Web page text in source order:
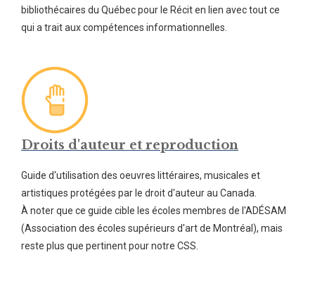
bibliothécaires du Québec pour le Récit en lien avec tout ce
qui a trait aux compétences informationnelles.
Droits d'auteur et reproduction
Guide d'utilisation des oeuvres littéraires, musicales et
artistiques protégées par le droit d'auteur au Canada.
À noter que ce guide cible les écoles membres de l'ADÉSAM
(Association des écoles supérieurs d'art de Montréal), mais
reste plus que pertinent pour notre CSS.